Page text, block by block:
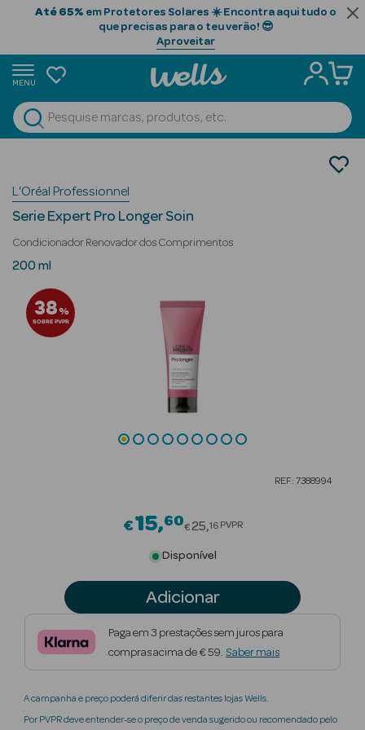
Até 65% em Protetores Solares ☀️ Encontra aqui tudo o
que precisas para o teu verão! 😎
Aproveitar
MENU
Ver Tudo
Beauty Season
Cabelo
Profissional
Beauty Season
Beauty Season
Cosmética
Beauty Season
Beauty Season
Beauty Season
Beauty Season
Condicionadores
L'Oréal Professionnel
Serie Expert Pro Longer Soin
Condicionador Renovador dos Comprimentos
200 ml
38%
SOBRE PVPR
REF: 7388994
€15 60Price reduced from
€25 16 PVPR
Disponível
Adicionar
Paga em 3 prestações sem juros para
compras acima de € 59. Saber mais
A campanha e preço poderá diferir das restantes lojas Wells.
Por PVPR deve entender-se o preço de venda sugerido ou recomendado pelo